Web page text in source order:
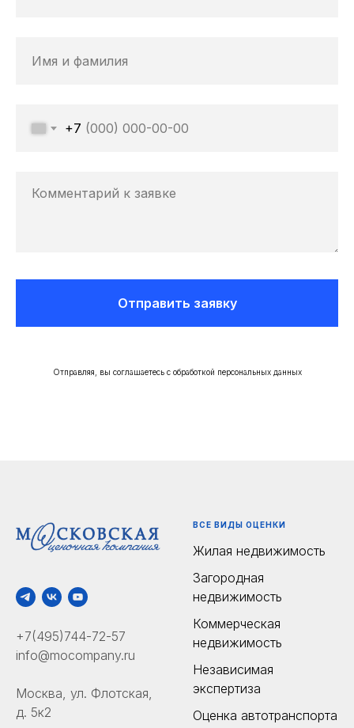
+7
Отправить заявку
Отправляя, вы соглашаетесь с обработкой персональных данных
+7(495)744-72-57
info@mocompany.ru
Москва, ул. Флотская,
д. 5к2
ВСЕ ВИДЫ ОЦЕНКИ
Жилая недвижимость
Загородная
недвижимость
Коммерческая
недвижимость
Независимая
экспертиза
Оценка автотранспорта